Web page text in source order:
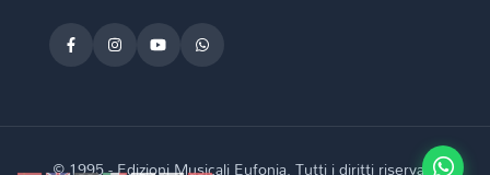
© 1995 - Edizioni Musicali Eufonia. Tutti i diritti riservati.